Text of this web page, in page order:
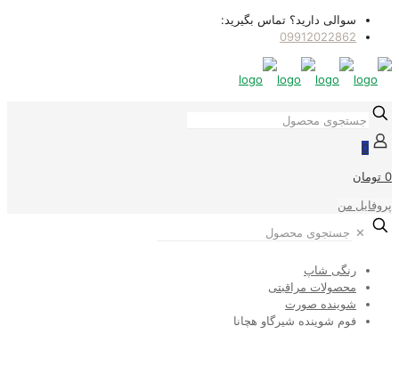
سوالی دارید؟ تماس بگیرید:
09912022862
0
0 تومان
پروفایل من
✕
رنگی شاپ
محصولات مراقبتی
شوینده صورت
فوم شوینده شیرگاو هچانا